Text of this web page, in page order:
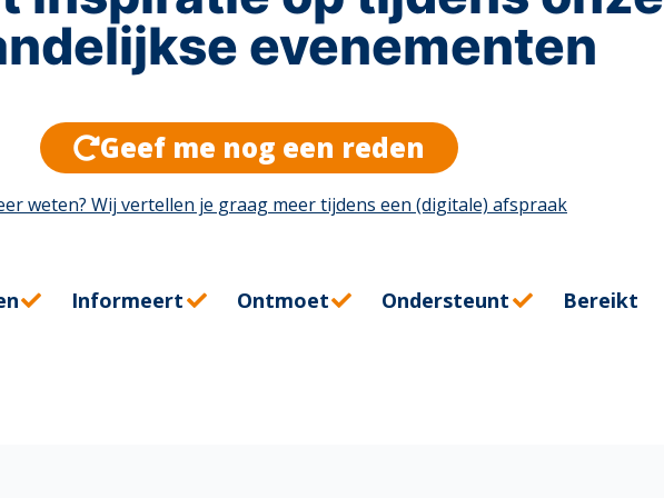
regionaal netwerk
evenementen
kennis
regionaal netwerk
evenementen
Geef me nog een reden
weten? Wij vertellen je graag meer tijdens een (digitale) afspraak
Informeert Ontmoet Ondersteunt Bereikt